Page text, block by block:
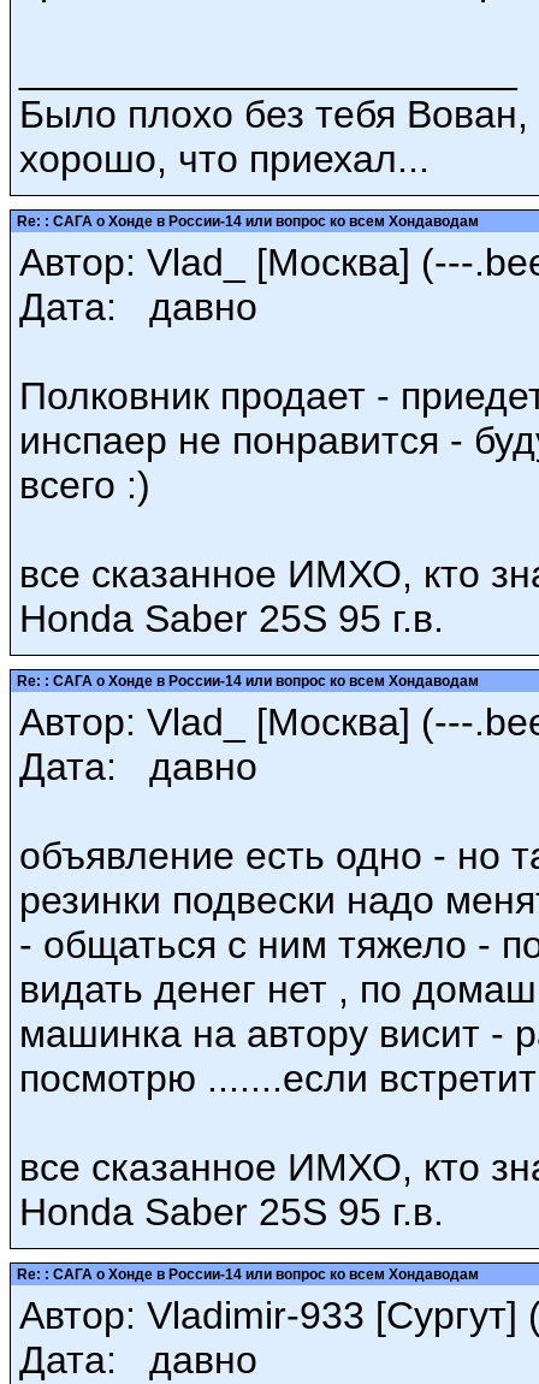
Было плохо без тебя Вован,
хорошо, что приехал...
Re: : САГА о Хонде в России-14 или вопрос ко всем Хондаводам
Автор: Vlad_ [Москва] (---
Дата: давно
Полковник продает -
инспаер не понравится -
всего :)
все сказанное ИМХО, кто
Honda Saber 25S 95 г.в.
Re: : САГА о Хонде в России-14 или вопрос ко всем Хондаводам
Автор: Vlad_ [Москва] (---
Дата: давно
объявление есть одно - но
резинки подвески надо
- общаться с ним тяжело -
видать денег нет , по
машинка на автору висит -
посмотрю .......если
все сказанное ИМХО, кто
Honda Saber 25S 95 г.в.
Re: : САГА о Хонде в России-14 или вопрос ко всем Хондаводам
Автор: Vladimir-933 [Сургут]
Дата: давно